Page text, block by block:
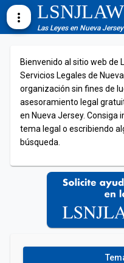
more_vert LSNJLAW
Las Leyes en Nueva
Bienvenido al sitio web de
Servicios Legales de
organización sin fines de
asesoramiento legal
en Nueva Jersey. Consiga
tema legal o escribiendo
búsqueda.